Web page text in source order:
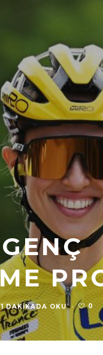
1 DAKIKADA OKU · 0